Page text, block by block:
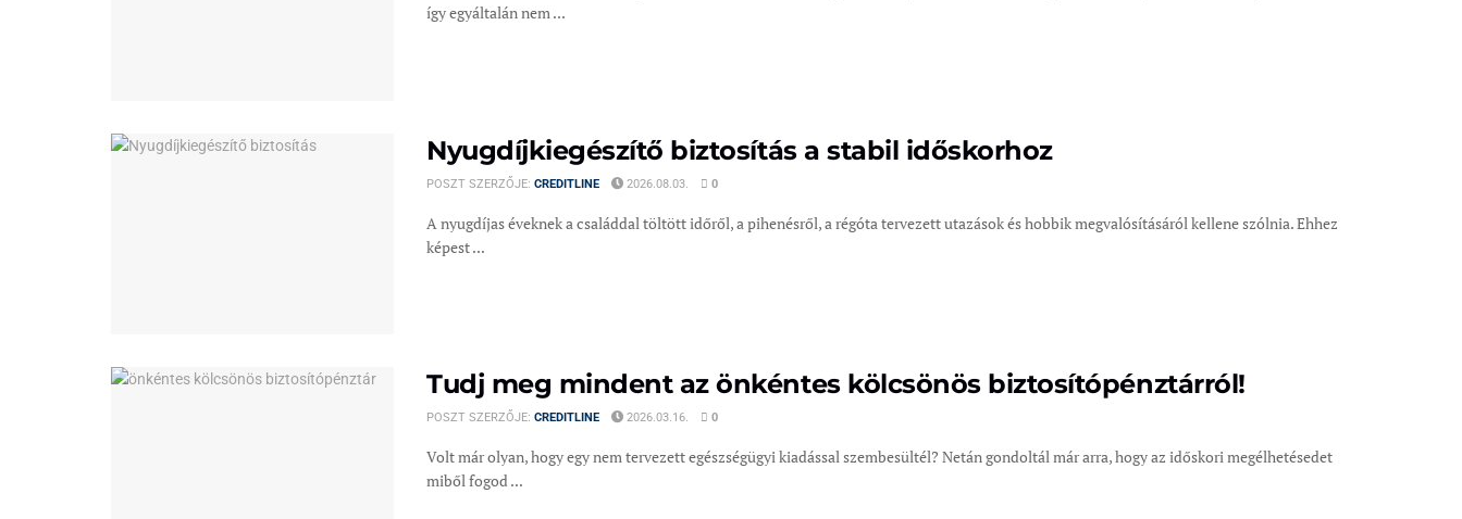
így egyáltalán nem ...
Nyugdíjkiegészítő biztosítás a stabil időskorhoz
POSZT SZERZŐJE: CREDITLINE 2026.08.03. 0
A nyugdíjas éveknek a családdal töltött időről, a pihenésről, a régóta tervezett utazások és hobbik megvalósításáról kellene szólnia. Ehhez
képest ...
Tudj meg mindent az önkéntes kölcsönös biztosítópénztárról!
POSZT SZERZŐJE: CREDITLINE 2026.03.16. 0
Volt már olyan, hogy egy nem tervezett egészségügyi kiadással szembesültél? Netán gondoltál már arra, hogy az időskori megélhetésedet
miből fogod ...